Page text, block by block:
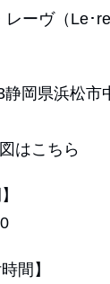
レーヴ（Le･
静岡県浜松市
はこちら
間】